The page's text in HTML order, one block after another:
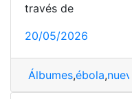
través de
20/05/2026
Álbumes,ébola,nueve